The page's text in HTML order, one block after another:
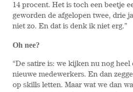
14 procent. Het is toch een beetje
geworden de afgelopen twee, drie
niet zo. En dat is denk ik niet erg.”
Oh nee?
“De satire is: we kijken nu nog heel
nieuwe medewerkers. En dan
op skills letten. Maar wat we dan